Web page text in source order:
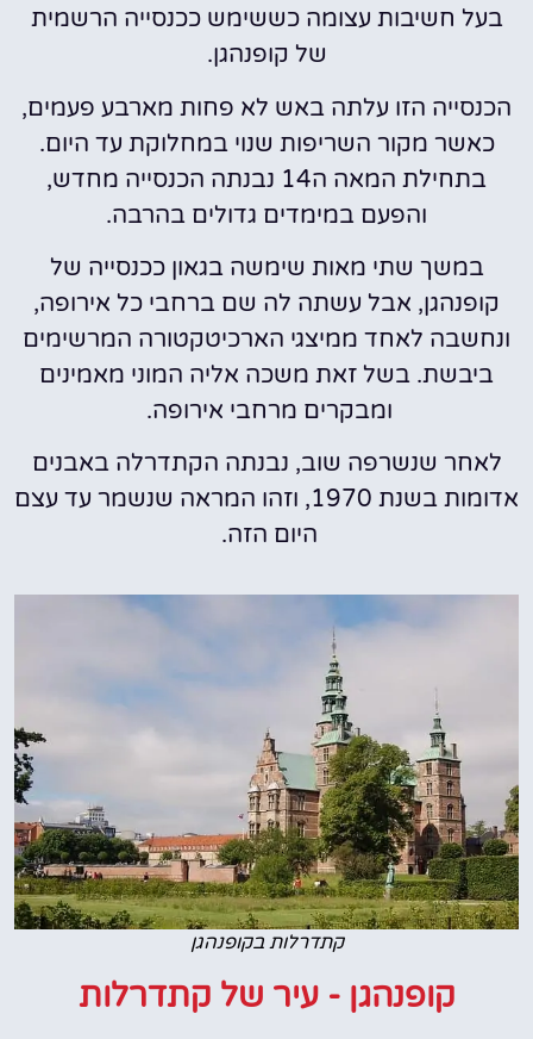
בעל חשיבות עצומה כששימש ככנסייה הרשמית
של קופנהגן.
הכנסייה הזו עלתה באש לא פחות מארבע פעמים,
כאשר מקור השריפות שנוי במחלוקת עד היום.
בתחילת המאה ה14 נבנתה הכנסייה מחדש,
והפעם במימדים גדולים בהרבה.
במשך שתי מאות שימשה בגאון ככנסייה של
קופנהגן, אבל עשתה לה שם ברחבי כל אירופה,
ונחשבה לאחד ממיצגי הארכיטקטורה המרשימים
ביבשת. בשל זאת משכה אליה המוני מאמינים
ומבקרים מרחבי אירופה.
לאחר שנשרפה שוב, נבנתה הקתדרלה באבנים
אדומות בשנת 1970, וזהו המראה שנשמר עד עצם
היום הזה.
קתדרלות בקופנהגן
קופנהגן - עיר של קתדרלות